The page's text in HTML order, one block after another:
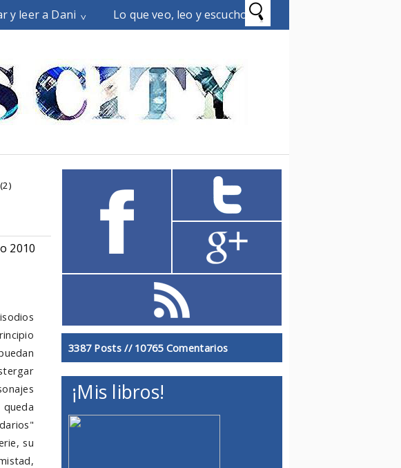
y leer a Dani Lo que veo, leo y escucho
2010
su
3387 Posts // 10765 Comentarios
¡Mis libros!